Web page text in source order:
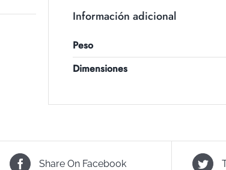
Información adicional
Peso
Dimensiones
Share On Facebook